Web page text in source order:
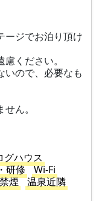
ージでお泊り頂け
ください。
いので、必要なも
ん。
グハウス
研修
Wi-Fi
煙
温泉近隣